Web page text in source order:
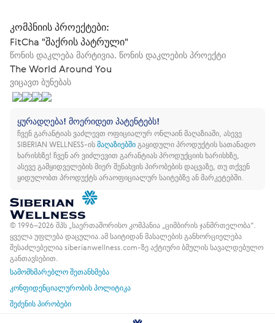
კომპნიის პროექტები:
FitCha "შაქრის პატრული"
წონის დაკლება მარტივია. წონის დაკლების პროექტი
The World Around You
ვიცავთ ბუნებას
ყურადღება! მოერიდეთ პატენტებს!
ჩვენ გარანტიას ვაძლევთ ოფიციალურ ონლაინ მაღაზიაში, ასევე
SIBERIAN WELLNESS-ისმაღაზიებშიგაყიდული პროდუქტის სათანადო
ხარისხზე! ჩვენ არ ვიძლევით გარანტიას პროდუქციის ხარისხზე,
ასევე გამყიდველების მიერ შენახვის პირობების დაცვაზე, თუ თქვენ
ყიდულობთ პროდუქტს არაოფიციალურ საიტებზე ან მარკეტებში.
© 1996–2026 შპს „საერთაშორისო კომპანია „ციმბირის ჯანმრთელობა“.
ყველა უფლება დაცულია. ამ საიტიდან მასალების განხორციელება
შესაძლებელია siberianwellness.com-ზე აქტიური ბმულის სავალდებულო
განთავსებით.
სამომხმარებლო შეთანხმება
კონფიდენციალურობის პოლიტიკა
შეძენის პირობები